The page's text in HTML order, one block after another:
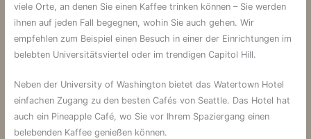
viele Orte, an denen Sie einen Kaffee trinken können – Sie werden
ihnen auf jeden Fall begegnen, wohin Sie auch gehen. Wir
empfehlen zum Beispiel einen Besuch in einer der Einrichtungen im
belebten Universitätsviertel oder im trendigen Capitol Hill.
Neben der University of Washington bietet das Watertown Hotel
einfachen Zugang zu den besten Cafés von Seattle. Das Hotel hat
auch ein Pineapple Café, wo Sie vor Ihrem Spaziergang einen
belebenden Kaffee genießen können.